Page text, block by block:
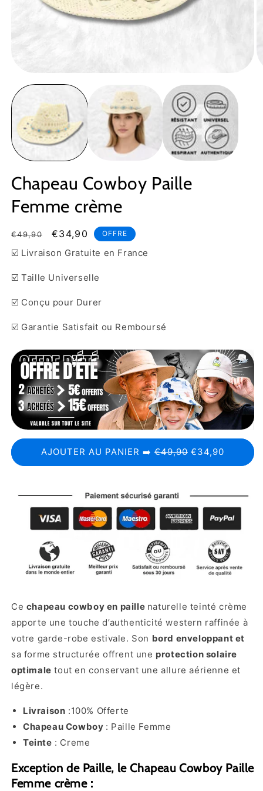
média
1
une
fenêtre
modale
Chapeau Cowboy Paille
Femme crème
Prix
habituel
€49,90
Prix
soldé
€34,90 OFFRE
☑️ Livraison Gratuite en France
☑️ Taille Universelle
☑️ Conçu pour Durer
☑️ Garantie Satisfait ou Remboursé
AJOUTER AU PANIER ➡️ €49,90 €34,90
Ce chapeau cowboy en paille naturelle teinté crème
apporte une touche d’authenticité western raffinée à
votre garde-robe estivale. Son bord enveloppant et
sa forme structurée offrent une protection solaire
optimale tout en conservant une allure aérienne et
légère.
Livraison :100% Offerte
Chapeau Cowboy : Paille Femme
Teinte : Creme
Exception de Paille, le Chapeau Cowboy Paille
Femme crème :